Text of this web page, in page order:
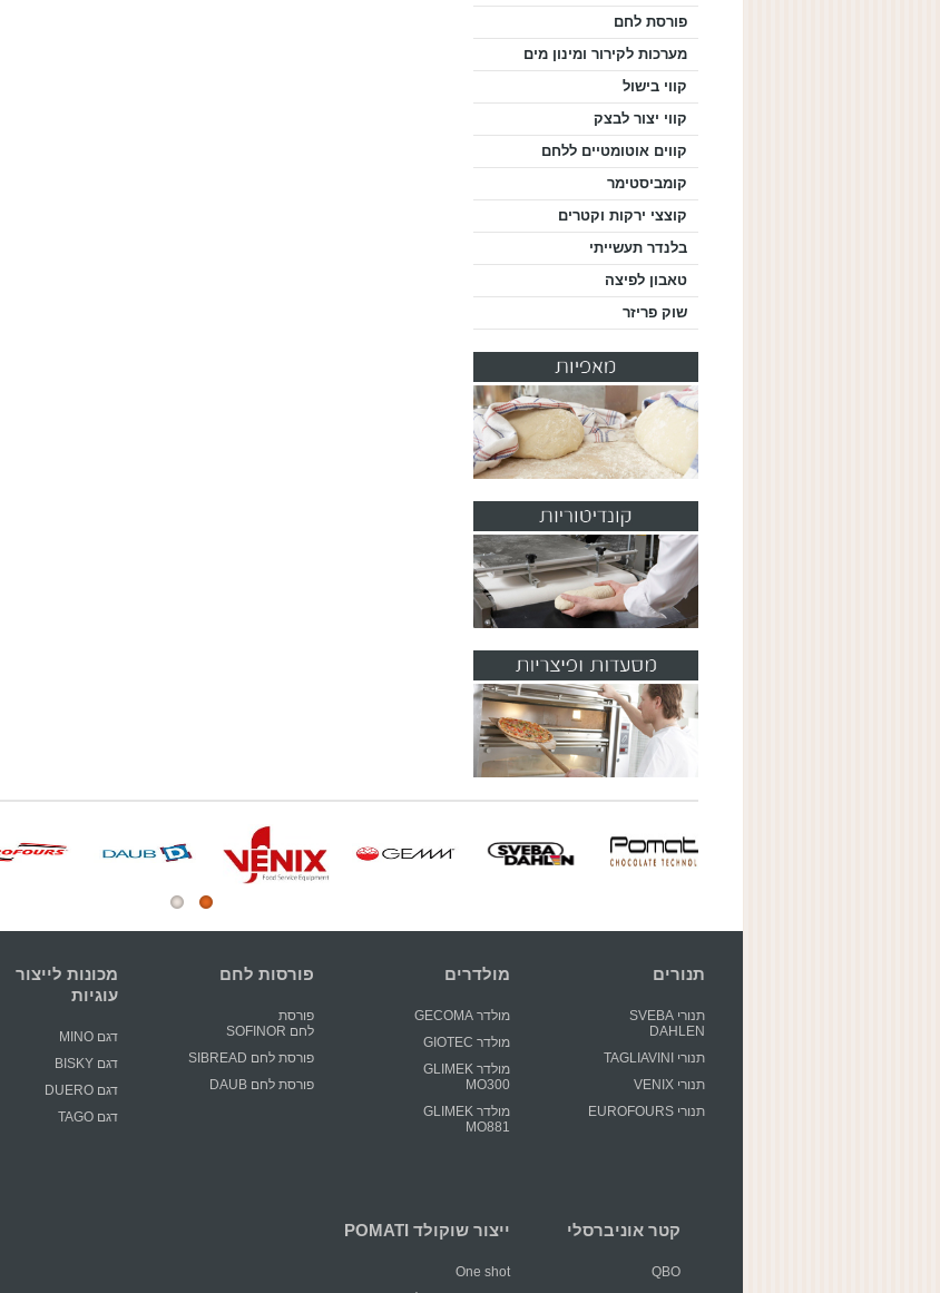
פורסת לחם
מערכות לקירור ומינון מים
קווי בישול
קווי יצור לבצק
קווים אוטומטיים ללחם
קומביסטימר
קוצצי ירקות וקטרים
בלנדר תעשייתי
טאבון לפיצה
שוק פריזר
תנורים
תנורי SVEBA
DAHLEN
תנורי TAGLIAVINI
תנורי VENIX
תנורי EUROFOURS
מולדרים
מולדר GECOMA
מולדר GIOTEC
מולדר GLIMEK
MO300
מולדר GLIMEK
MO881
פורסות לחם
פורסת
לחם SOFINOR
פורסת לחם SIBREAD
פורסת לחם DAUB
מכונות לייצור
עוגיות
דגם MINO
דגם BISKY
דגם DUERO
דגם TAGO
קטר אוניברסלי
QBO
ייצור שוקולד POMATI
One shot